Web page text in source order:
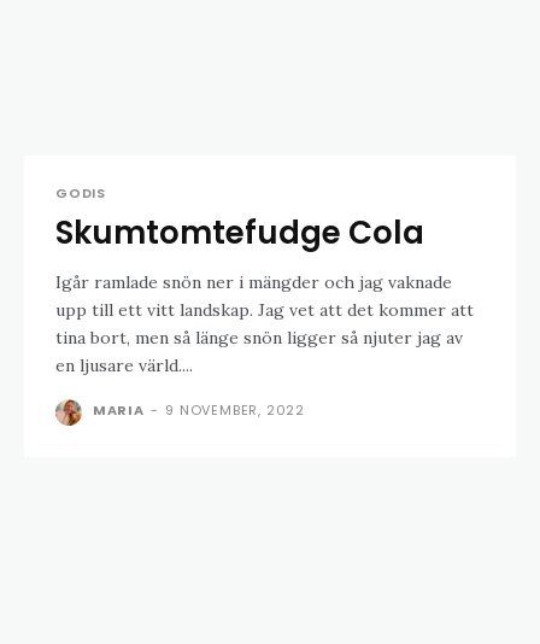
GODIS
Skumtomtefudge Cola
Igår ramlade snön ner i mängder och jag vaknade
upp till ett vitt landskap. Jag vet att det kommer att
tina bort, men så länge snön ligger så njuter jag av
en ljusare värld....
MARIA - 9 NOVEMBER, 2022